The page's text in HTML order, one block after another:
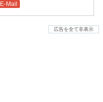
E-Mail
広告を全て非表示